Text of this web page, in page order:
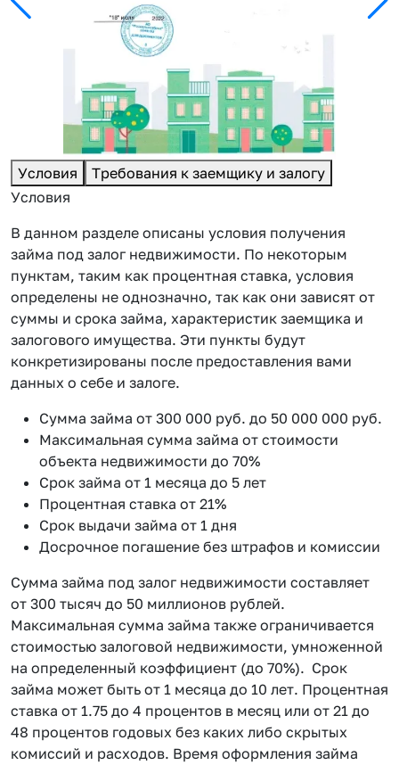
Условия
Требования к заемщику и залогу
Условия
В данном разделе описаны условия получения
займа под залог недвижимости. По некоторым
пунктам, таким как процентная ставка, условия
определены не однозначно, так как они зависят от
суммы и срока займа, характеристик заемщика и
залогового имущества. Эти пункты будут
конкретизированы после предоставления вами
данных о себе и залоге.
Сумма займа от 300 000 руб. до 50 000 000 руб.
Максимальная сумма займа от стоимости
объекта недвижимости до 70%
Срок займа от 1 месяца до 5 лет
Процентная ставка от 21%
Срок выдачи займа от 1 дня
Досрочное погашение без штрафов и комиссии
Сумма займа под залог недвижимости составляет
от 300 тысяч до 50 миллионов рублей.
Максимальная сумма займа также ограничивается
стоимостью залоговой недвижимости, умноженной
на определенный коэффициент (до 70%). Срок
займа может быть от 1 месяца до 10 лет. Процентная
ставка от 1.75 до 4 процентов в месяц или от 21 до
48 процентов годовых без каких либо скрытых
комиссий и расходов. Время оформления займа